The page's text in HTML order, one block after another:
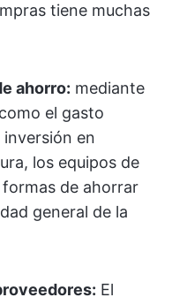
tiene muchas
ahorro: mediante
el gasto
en
los equipos de
de ahorrar
general de la
El